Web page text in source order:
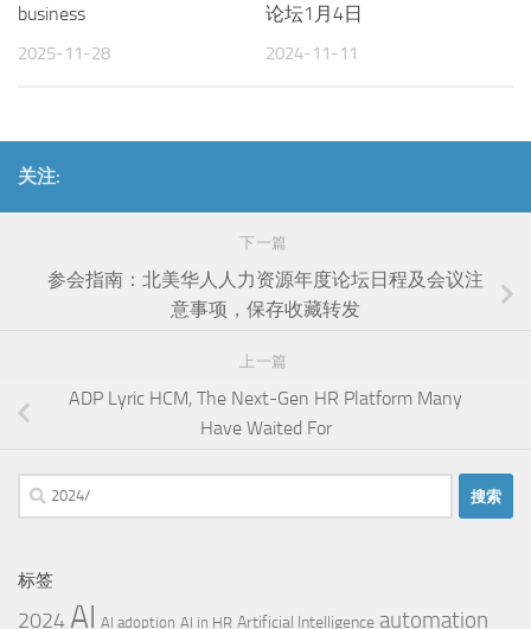
business
2025-11-28
论坛1月4日
2024-11-11
关注:
下一篇
参会指南：北美华人人力资源年度论坛日程及会议注
意事项，保存收藏转发
上一篇
ADP Lyric HCM, The Next-Gen HR Platform Many
Have Waited For
搜
索：
标签
2024 AI AI adoption AI in HR Artificial Intelligence automation